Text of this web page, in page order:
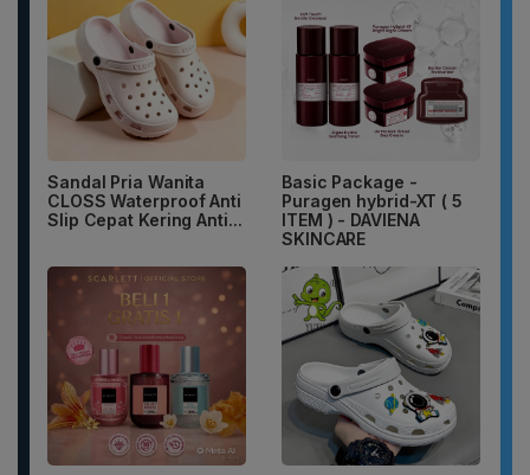
Sandal Pria Wanita
CLOSS Waterproof Anti
Slip Cepat Kering Anti...
Basic Package -
Puragen hybrid-XT ( 5
ITEM ) - DAVIENA
SKINCARE